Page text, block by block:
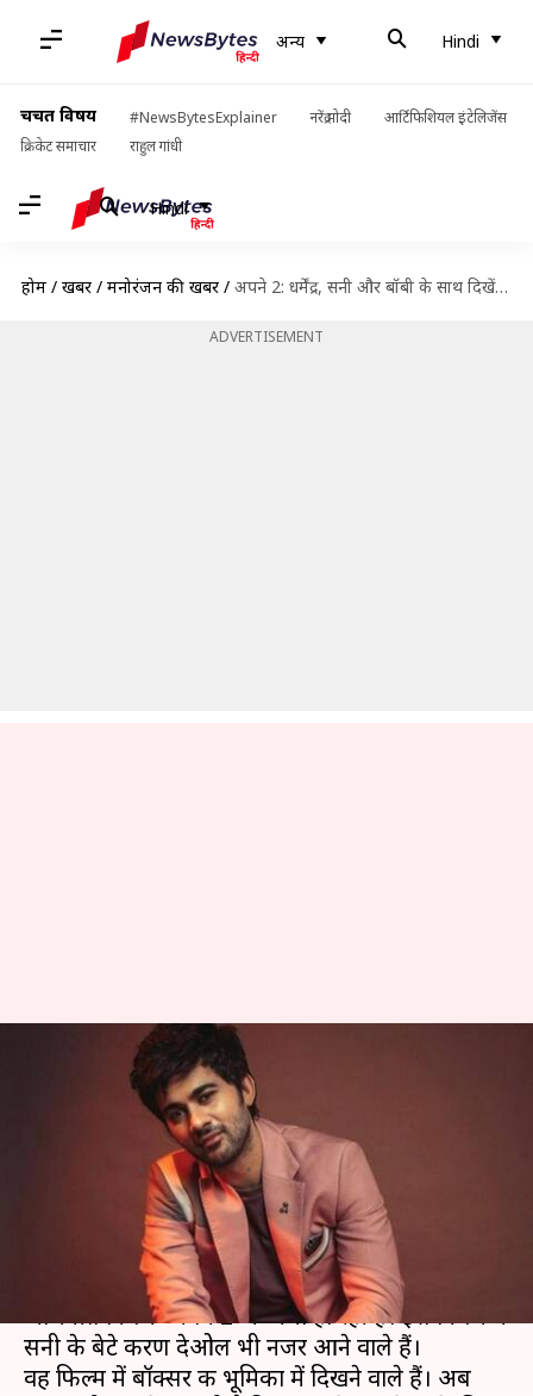
अन्य Hindi
चर्चित विषय #NewsBytesExplainer नरेंद्र मोदी
आर्टिफिशियल इंटेलिजेंस
क्रिकेट समाचार
राहुल गांधी
Hindi
होम / खबरें / मनोरंजन की खबरें / अपने 2: धर्मेंद्र, सनी और बॉबी के साथ दिखेंगे करण देओल, शुरू की बॉक्सिंग ट्रेनिंग
ADVERTISEMENT
अपने 2: धर्मेंद्र, सनी और बॉबी के
साथ दिखेंगे करण देओल, शुरू की
बॉक्सिंग ट्रेनिंग
May 25, 2021 01:54 pm
काफी समय से धर्मेंद्र, सनी देओल और बॉबी देओल
अभिनीत फिल्म 'अपने 2' की चर्चा हो रही है। इस फिल्म में
सनी के बेटे करण देओल भी नजर आने वाले हैं।
वह फिल्म में बॉक्सर की भूमिका में दिखने वाले हैं। अब